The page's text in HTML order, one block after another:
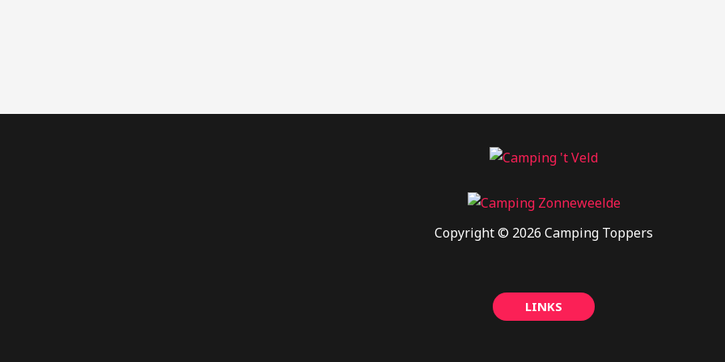
Copyright © 2026 Camping Toppers
LINKS